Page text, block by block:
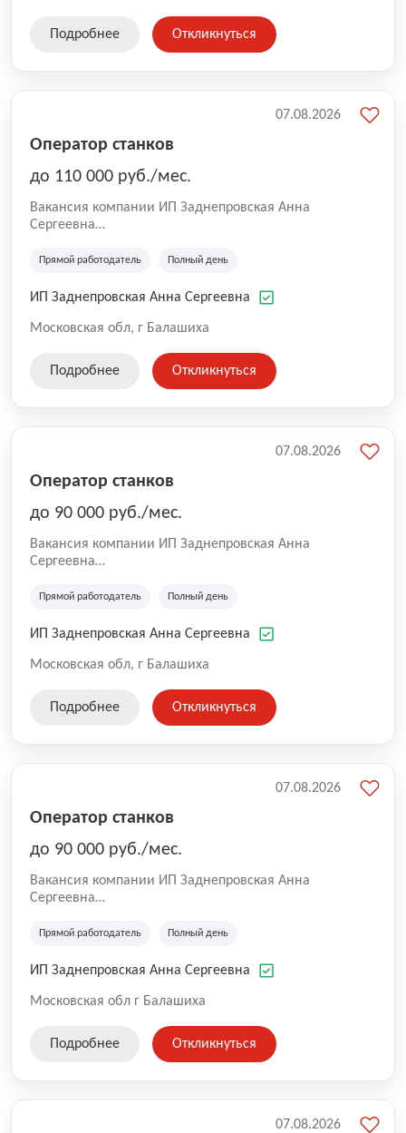
Подробнее Откликнуться
Оператор станков
до 110 000 руб./мес.
Вакансия компании ИП Заднепровская Анна
Сергеевна
Прямой работодатель Полный день
ИП Заднепровская Анна Сергеевна
Московская обл, г Балашиха
07.08.2026
Подробнее Откликнуться
Оператор станков
до 90 000 руб./мес.
Вакансия компании ИП Заднепровская Анна
Сергеевна
Прямой работодатель Полный день
ИП Заднепровская Анна Сергеевна
Московская обл, г Балашиха
07.08.2026
Подробнее Откликнуться
Оператор станков
до 90 000 руб./мес.
Вакансия компании ИП Заднепровская Анна
Сергеевна
Прямой работодатель Полный день
ИП Заднепровская Анна Сергеевна
Московская обл г Балашиха
07.08.2026
Подробнее Откликнуться
07.08.2026